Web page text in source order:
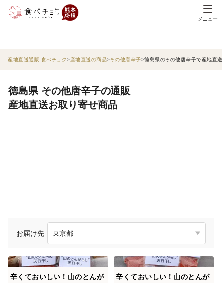
メニュー
産地直送通販 食べチョク 産地直送の商品 その他唐辛子 徳島県のその他唐辛子で産地直
徳島県 その他唐辛子の通販
産地直送お取り寄せ商品
お届け先
辛くておいしい！山のとんが
辛くておいしい！山のとんが